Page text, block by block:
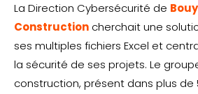
La Direction Cybersécurité de
Construction cherchait une
ses multiples fichiers Excel et
la sécurité de ses projets. Le
construction, présent dans plus de